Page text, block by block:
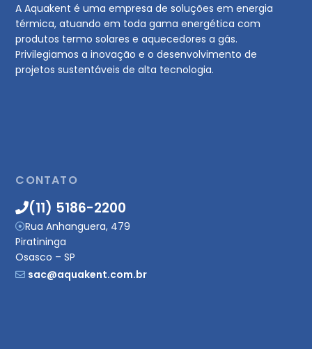
A Aquakent é uma empresa de soluções em energia
térmica, atuando em toda gama energética com
produtos termo solares e aquecedores a gás.
Privilegiamos a inovação e o desenvolvimento de
projetos sustentáveis de alta tecnologia.
CONTATO
(11) 5186-2200
Rua Anhanguera, 479
Piratininga
Osasco – SP
sac@aquakent.com.br